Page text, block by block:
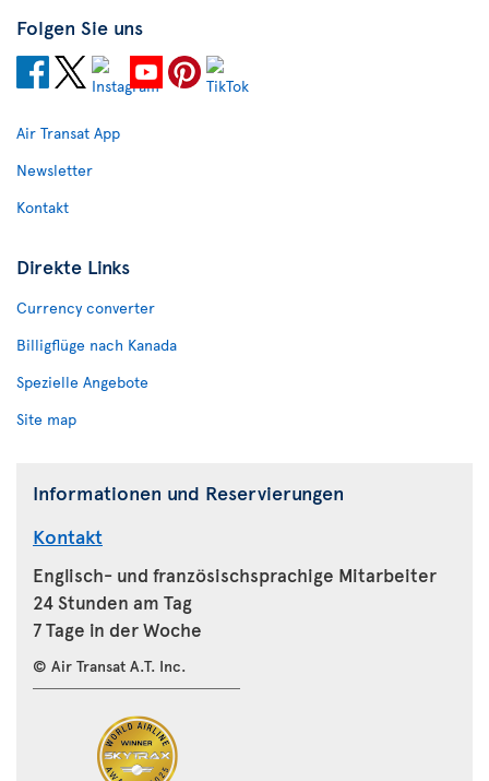
Folgen Sie uns
Air Transat App
Newsletter
Kontakt
Direkte Links
Currency converter
Billigflüge nach Kanada
Spezielle Angebote
Site map
Informationen und Reservierungen
Kontakt
Englisch- und französischsprachige Mitarbeiter
24 Stunden am Tag
7 Tage in der Woche
© Air Transat A.T. Inc.